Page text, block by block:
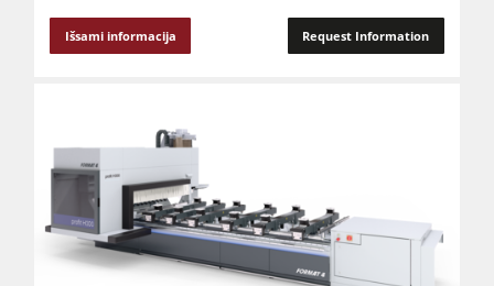
Išsami informacija Request Information